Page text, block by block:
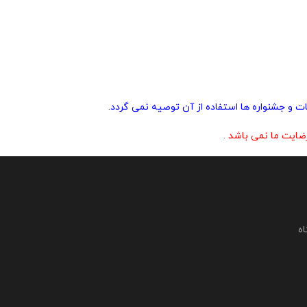
و جشنواره ها استفاده از آن توصیه نمی گردد.
ما نمی باشد .